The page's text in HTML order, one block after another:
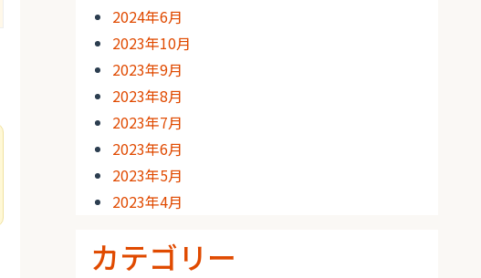
2024年6月
2023年10月
2023年9月
2023年8月
2023年7月
2023年6月
2023年5月
2023年4月
カテゴリー